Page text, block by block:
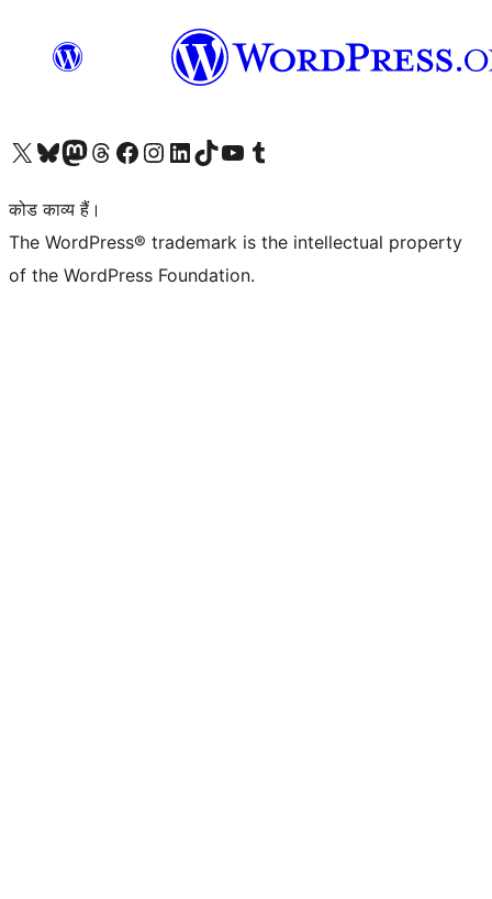
Visit our X (formerly Twitter) account
हमारे बलुस्की खाते पर जाएँVisit our Mastodon account
हमारे थ्रेड्स अकाउंट पर जाएंहमारे फेसबुक पेज पर जाएँहमारे इंस्टाग्राम अकाउंट पर जाएंहमारे लिंक्डइन खाते पर जाएँहमारे टिकटॉक खाते पर जाएँहमारे यूट्यूब चैनल पर जाएंहमारे Tumblr खाते पर जाएँ
कोड काव्य हैं।
The WordPress® trademark is the intellectual property
of the WordPress Foundation.